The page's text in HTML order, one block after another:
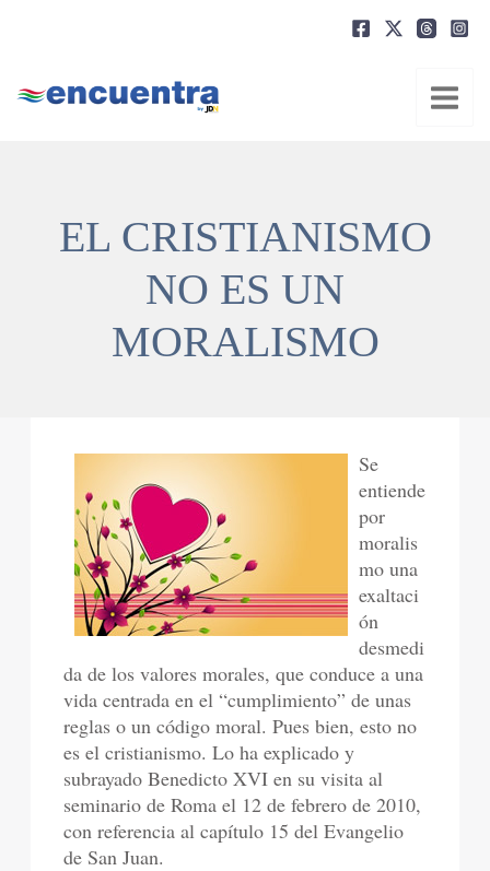
EL CRISTIANISMO
NO ES UN
MORALISMO
Se
entiende
por
moralis
mo una
exaltaci
ón
desmedi
da de los valores morales, que conduce a una
vida centrada en el “cumplimiento” de unas
reglas o un código moral. Pues bien, esto no
es el cristianismo. Lo ha explicado y
subrayado Benedicto XVI en su visita al
seminario de Roma el 12 de febrero de 2010,
con referencia al capítulo 15 del Evangelio
de San Juan.